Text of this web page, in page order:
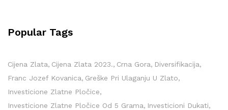
Popular Tags
Cijena Zlata Cijena Zlata 2023. Crna Gora
Diversifikacija
Franc Jozef Kovanica Greške Pri Ulaganju U Zlato
Investicione Zlatne Pločice
Investicione Zlatne Pločice Od 5 Grama
Investicioni Dukati